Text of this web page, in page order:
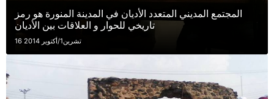
المجتمع المديني المتعدد الأديان في المدينة المنورة هو رمز
تاريخي للحوار و العلاقات بين الأديان
16 تشرين1/أكتوير 2014